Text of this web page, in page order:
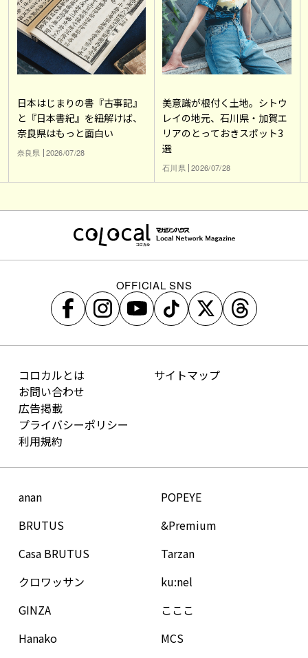
日本はじまりの書『古事記』
と『日本書紀』を紐解けば、
奈良県はもっと面白い
奈良県 2026/07/28
美意識が根付く土地。シトウ
レイの地元、石川県・加賀エ
リアのとっておきスポット3
選
石川県 2026/07/28
OFFICIAL SNS
コロカルとは
お問い合わせ
広告掲載
プライバシーポリシー
利用規約
サイトマップ
anan
BRUTUS
Casa BRUTUS
クロワッサン
GINZA
Hanako
POPEYE
&Premium
Tarzan
ku:nel
こここ
MCS